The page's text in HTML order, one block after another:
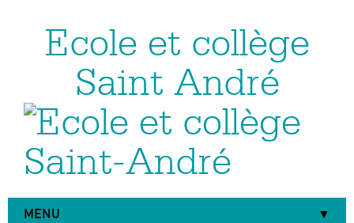
navigation
Ecole et collège
Saint André
MENU